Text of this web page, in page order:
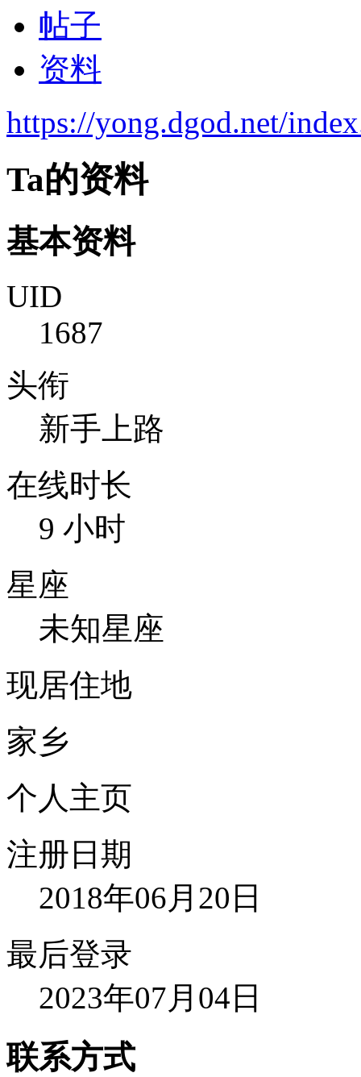
帖子
资料
https://yong.dgod.net/
Ta的资料
基本资料
UID
1687
头衔
新手上路
在线时长
9 小时
星座
未知星座
现居住地
家乡
个人主页
注册日期
2018年06月20日
最后登录
2023年07月04日
联系方式